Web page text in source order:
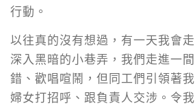
行動。
以往真的沒有想過，有一天我會
深入黑暗的小巷弄，我們走進一
錯、歡唱喧鬧，但同工們引領著
婦女打招呼、跟負責人交涉。令